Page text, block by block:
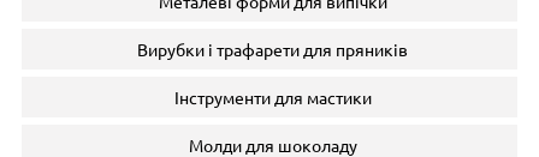
Вирубки і трафарети для пряників
Інструменти для мастики
Молди для шоколаду